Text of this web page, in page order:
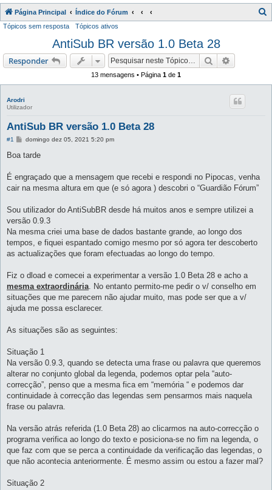
Página Principal Índice do Fórum
i
Tópicos sem resposta Tópicos ativos
AntiSub BR versão 1.0 Beta 28
Responder Pesquisar
13 mensagens • Página 1 de 1
Arodri
Utilizador
AntiSub BR versão 1.0 Beta 28
#1
M
n
g
e
m
domingo dez 05, 2021 5:20 pm
Boa tarde
É engraçado que a mensagem que recebi e respondi no Pipocas, venha
cair na mesma altura em que (e só agora ) descobri o “Guardião Fórum”
Sou utilizador do AntiSubBR desde há muitos anos e sempre utilizei a
versão 0.9.3
Na mesma criei uma base de dados bastante grande, ao longo dos
tempos, e fiquei espantado comigo mesmo por só agora ter descoberto
as actualizações que foram efectuadas ao longo do tempo.
Fiz o dload e comecei a experimentar a versão 1.0 Beta 28 e acho a
mesma extraordinária. No entanto permito-me pedir o v/ conselho em
situações que me parecem não ajudar muito, mas pode ser que a v/
ajuda me possa esclarecer.
As situações são as seguintes:
Situação 1
Na versão 0.9.3, quando se detecta uma frase ou palavra que queremos
alterar no conjunto global da legenda, podemos optar pela “auto-
correcção”, penso que a mesma fica em “memória “ e podemos dar
continuidade à correcção das legendas sem pensarmos mais naquela
frase ou palavra.
Na versão atrás referida (1.0 Beta 28) ao clicarmos na auto-correcção o
programa verifica ao longo do texto e posiciona-se no fim na legenda, o
que faz com que se perca a continuidade da verificação das legendas, o
que não acontecia anteriormente. É mesmo assim ou estou a fazer mal?
Situação 2